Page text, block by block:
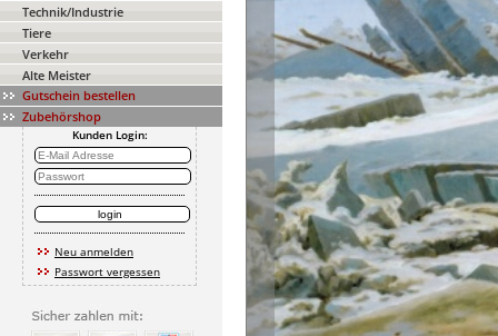
Technik/Industrie
Tiere
Verkehr
Alte Meister
Gutschein bestellen
Zubehörshop
Kunden Login:
Neu anmelden
Passwort vergessen